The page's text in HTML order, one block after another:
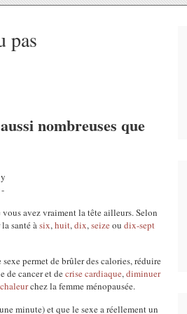
pas
nombreuses que
vous avez vraiment la tête ailleurs. Selon
santé àsix,huit,dix,seizeou dix-sept
permet de brûler des calories, réduire
de cancer et decrise cardiaque,diminuer
chez la femme ménopausée.
minute) et que le sexe a réellement un